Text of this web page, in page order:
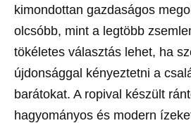
kimondottan gazdaságos
olcsóbb, mint a legtöbb
tökéletes választás lehet, ha
újdonsággal kényeztetni a
barátokat. A ropival készült
hagyományos és modern